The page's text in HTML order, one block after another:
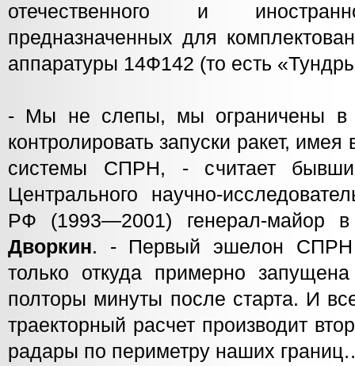
отечественного и
предназначенных для
аппаратуры 14Ф142 (то есть
- Мы не слепы, мы ограничены в
контролировать запуски ракет,
системы СПРН, - считает
Центрального научно-
РФ (1993—2001) генерал-майор
Дворкин. - Первый эшелон СПРН
только откуда примерно
полторы минуты после старта. И
траекторный расчет производит
радары по периметру наших